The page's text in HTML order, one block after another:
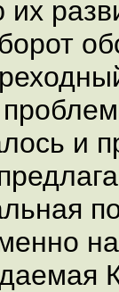
их
и